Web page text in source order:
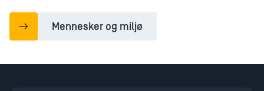
Mennesker og miljø